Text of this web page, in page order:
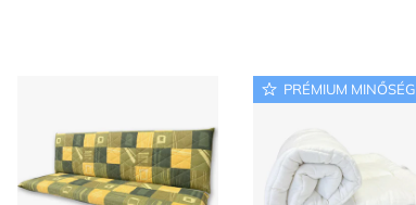
PRÉMIUM MINŐSÉG